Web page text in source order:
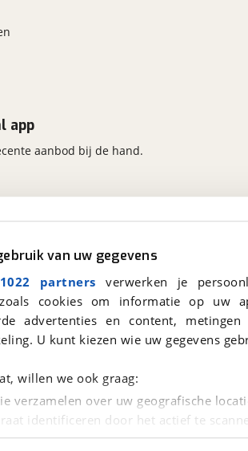
van uw gegevens
partners verwerken je
zoals cookies om informatie op
advertenties en content,
U kunt kiezen wie uw gegevens
willen we ook graag:
verzamelen over uw geografische
identificeren door het actief te
hoe uw persoonlijke gegevens worden
15
van
app
aanbod bij de hand.
en Privacyverklaring